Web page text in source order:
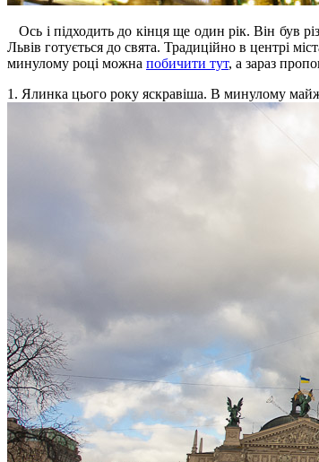
Ось і підходить до кінця ще один рік. Він був
Львів готується до свята. Традиційно в центрі
минулому році можна побичити тут, а зараз
1. Ялинка цього року яскравіша. В минулому